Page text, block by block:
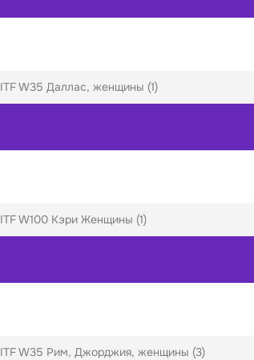
ITF W35 Даллас, женщины (1)
ITF W100 Кэри Женщины (1)
ITF W35 Рим, Джорджия, женщины (3)